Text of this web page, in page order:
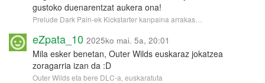
gustoko duenarentzat aukera ona!
Prelude Dark Pain-ek Kickstarter kanpaina arrakas…
eZpata_10 2025ko mai. 5a, 20:01
Mila esker benetan, Outer Wilds euskaraz jokatzea
zoragarria izan da :D
Outer Wilds eta bere DLC-a, euskaratuta